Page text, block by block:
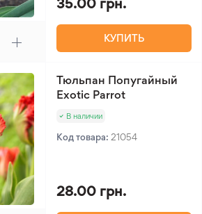
35.00 грн.
КУПИТЬ
Тюльпан Попугайный
Exotic Parrot
В наличии
Код товара: 21054
28.00 грн.